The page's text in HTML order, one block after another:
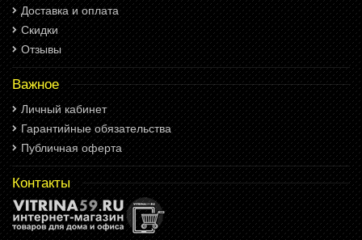
Доставка и оплата
Скидки
Отзывы
Важное
Личный кабинет
Гарантийные обязательства
Публичная оферта
Контакты